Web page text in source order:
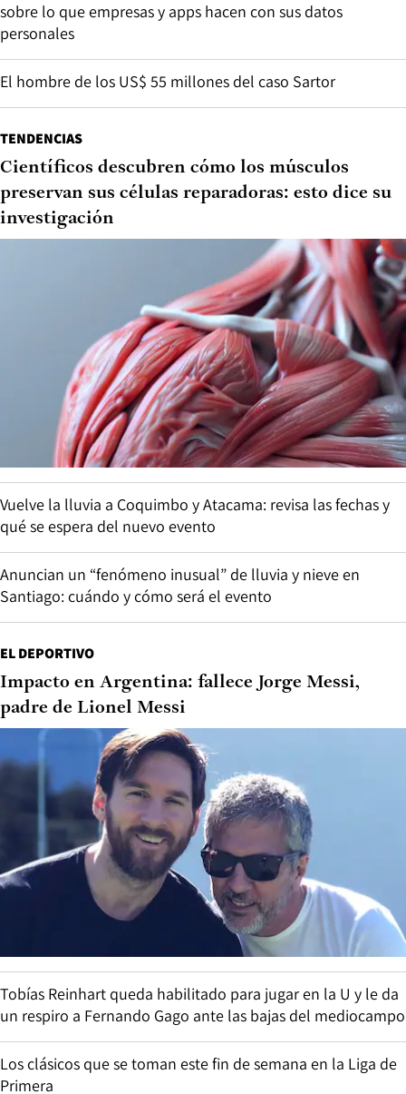
sobre lo que empresas y apps hacen con sus datos
personales
El hombre de los US$ 55 millones del caso Sartor
TENDENCIAS
Científicos descubren cómo los músculos
preservan sus células reparadoras: esto dice su
investigación
Vuelve la lluvia a Coquimbo y Atacama: revisa las fechas y
qué se espera del nuevo evento
Anuncian un “fenómeno inusual” de lluvia y nieve en
Santiago: cuándo y cómo será el evento
EL DEPORTIVO
Impacto en Argentina: fallece Jorge Messi,
padre de Lionel Messi
Tobías Reinhart queda habilitado para jugar en la U y le da
un respiro a Fernando Gago ante las bajas del mediocampo
Los clásicos que se toman este fin de semana en la Liga de
Primera